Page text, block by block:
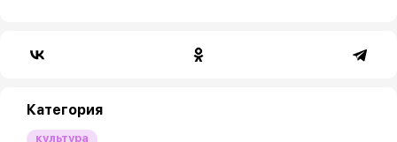
Категория
культура